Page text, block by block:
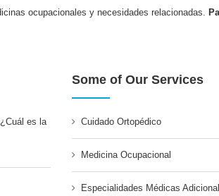
ocupacionales y necesidades relacionadas.
es la
Some of Our Services
Cuidado Ortopédico
Medicina Ocupacional
Especialidades Médicas